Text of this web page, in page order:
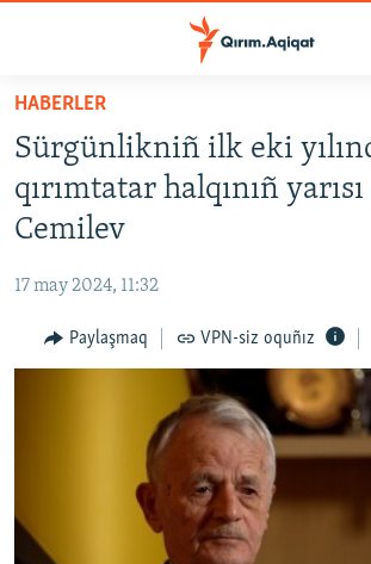
Esas
qaytmaq
Baş
navigatsiyağa
qaytmaq
Qıdıruvğa
qaytmaq
SİYASET
İQTİSADİYAT
MEDENİYET
İNSAN AQLARI
HABERLER
Sürgünlikniñ ilk eki
qırımtatar halqınıñ
Cemilev
17 may 2024, 11:32
Paylaşmaq VPN-siz oquñız